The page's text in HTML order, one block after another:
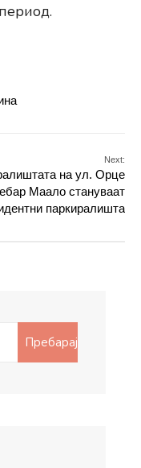
Next:
на ул. Орце
Маало стануваат
паркиралишта
Пребарај